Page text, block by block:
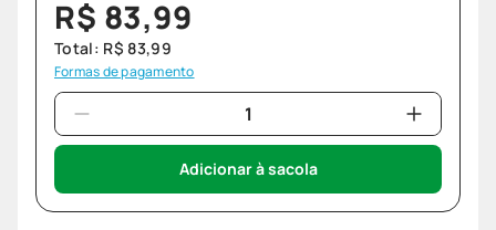
R$ 83,99
Total: R$ 83,99
Formas de pagamento
Adicionar à sacola